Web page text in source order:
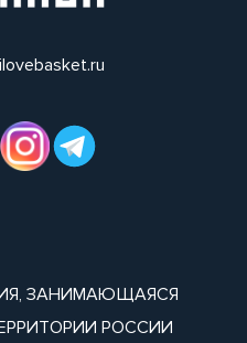
ЗАНИМАЮЩАЯСЯ
РОССИИ